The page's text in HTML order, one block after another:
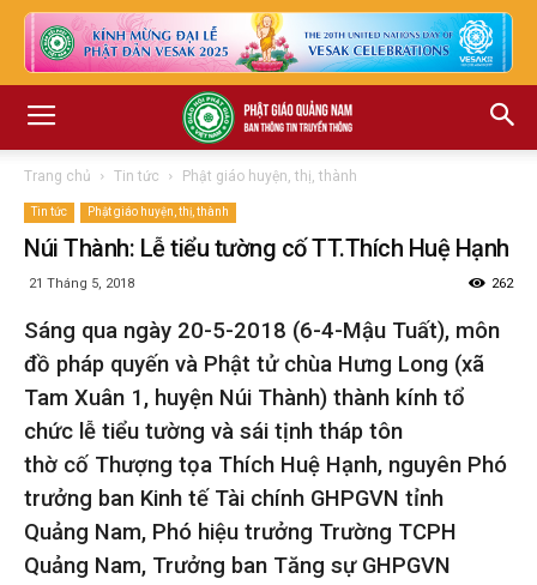
Trang chủ Tin tức Phật giáo huyện, thị, thành
Tin tức Phật giáo huyện, thị, thành
Núi Thành: Lễ tiểu tường cố TT.Thích Huệ Hạnh
21 Tháng 5, 2018 262
Sáng qua ngày 20-5-2018 (6-4-Mậu Tuất), môn
đồ pháp quyến và Phật tử chùa Hưng Long (xã
Tam Xuân 1, huyện Núi Thành) thành kính tổ
chức lễ tiểu tường và sái tịnh tháp tôn
thờ cố Thượng tọa Thích Huệ Hạnh, nguyên Phó
trưởng ban Kinh tế Tài chính GHPGVN tỉnh
Quảng Nam, Phó hiệu trưởng Trường TCPH
Quảng Nam, Trưởng ban Tăng sự GHPGVN